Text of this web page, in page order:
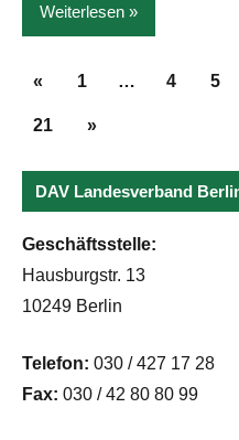
Weiterlesen
News
der
«Vorherige
1 … 4 5
21
Nächste
»
DAV Landesverband
Geschäftsstelle:
Hausburgstr. 13
10249 Berlin
Telefon: 030 / 427 17 28
Fax: 030 / 42 80 80 99